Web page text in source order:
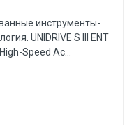
инструменты-
UNIDRIVE S III ENT
Speed Ac...